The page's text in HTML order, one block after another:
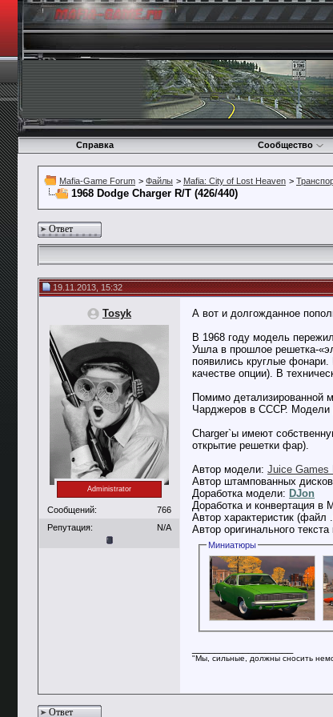
Справка Сообщество
Mafia-Game Forum > Файлы > Mafia: City of Lost Heaven >
1968 Dodge Charger R/T (426/440)
Ответ
19.11.2013, 15:32
Tosyk
Administrator
Сообщений:
766
Репутация:
N/A
А вот и долгожданное
В 1968 году модель
Ушла в прошлое решетка-
появились круглые
качестве опции). В
Помимо детализированной
Чарджеров в СССР. Модели
Charger`ы имеют
открытие решетки фар).
Автор модели: Juice Games
Автор штампованных
Доработка модели: DJon
Доработка и конвертация в
Автор характеристик (файл
Автор оригинального
Миниатюры
"Мы, сильные, должны сносить
Ответ